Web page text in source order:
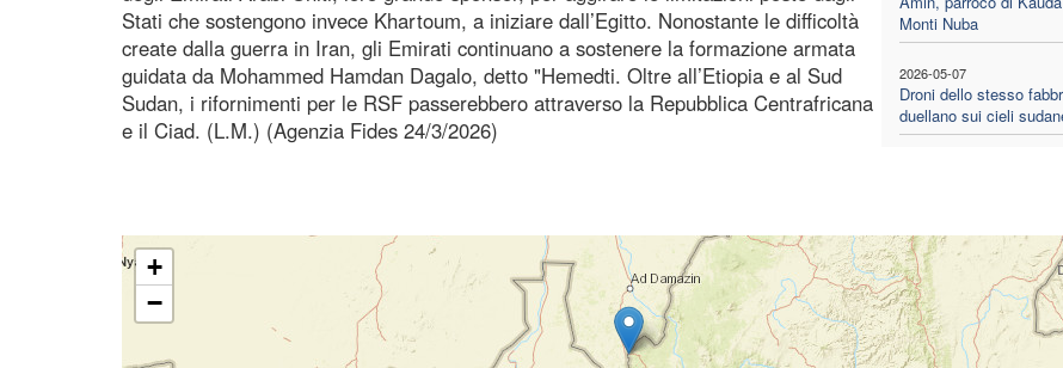
Monti Nuba
2026-05-07
Droni dello stesso
duellano sui cieli
Stati che sostengono invece Khartoum, a iniziare dall’Egitto. Nonostante le difficoltà
create dalla guerra in Iran, gli Emirati continuano a sostenere la formazione armata
guidata da Mohammed Hamdan Dagalo, detto "Hemedti. Oltre all’Etiopia e al Sud
Sudan, i rifornimenti per le RSF passerebbero attraverso la Repubblica Centrafricana
e il Ciad. (L.M.) (Agenzia Fides 24/3/2026)
+
−